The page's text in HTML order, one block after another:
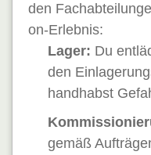
den
on-Erlebnis:
Lager: Du
den
handhabst
gemäß